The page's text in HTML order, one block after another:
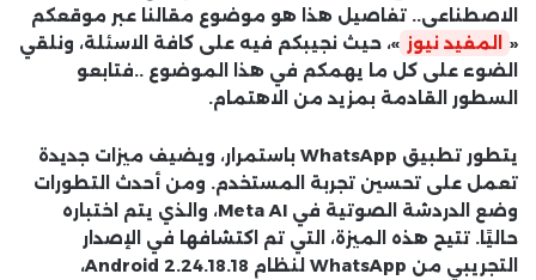
الاصطناعى.. تفاصيل هذا هو موضوع مقالنا عبر موقعكم
«
المفيد نيوز »، حيث نجيبكم فيه على كافة الاسئلة، ونلقي
الضوء على كل ما يهمكم في هذا الموضوع ..فتابعو
السطور القادمة بمزيد من الاهتمام.
يتطور تطبيق WhatsApp باستمرار، ويضيف ميزات جديدة
تعمل على تحسين تجربة المستخدم. ومن أحدث التطورات
وضع الدردشة الصوتية في Meta AI، والذي يتم اختباره
حاليًا. تتيح هذه الميزة، التي تم اكتشافها في الإصدار
التجريبي من WhatsApp لنظام Android 2.24.18.18،